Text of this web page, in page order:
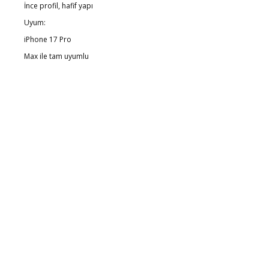
İnce profil, hafif yapı
Uyum:
iPhone 17 Pro
Max ile tam uyumlu